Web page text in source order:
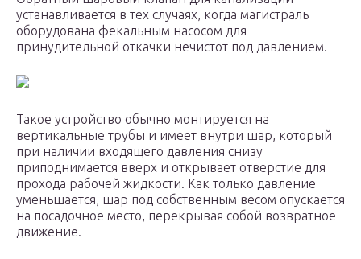
устанавливается в тех случаях, когда магистраль
оборудована фекальным насосом для
принудительной откачки нечистот под давлением.
Такое устройство обычно монтируется на
вертикальные трубы и имеет внутри шар, который
при наличии входящего давления снизу
приподнимается вверх и открывает отверстие для
прохода рабочей жидкости. Как только давление
уменьшается, шар под собственным весом опускается
на посадочное место, перекрывая собой возвратное
движение.